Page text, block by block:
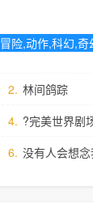
冒险,动作,科幻,奇
2. 林间鸽踪
4. ?完美世界剧
6. 没有人会想